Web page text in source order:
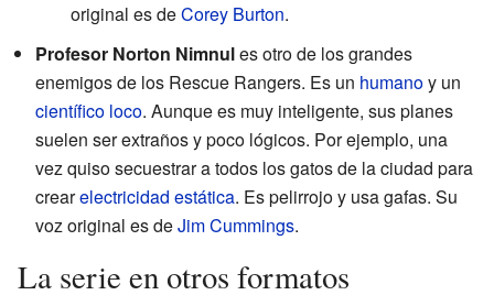
original es deCorey Burton.
Profesor Norton Nimnules otro de los grandes
enemigos de los Rescue Rangers. Es un humanoy un
científico loco. Aunque es muy inteligente, sus planes
suelen ser extraños y poco lógicos. Por ejemplo, una
vez quiso secuestrar a todos los gatos de la ciudad para
crearelectricidad estática. Es pelirrojo y usa gafas. Su
voz original es deJim Cummings.
La serie en otros formatos